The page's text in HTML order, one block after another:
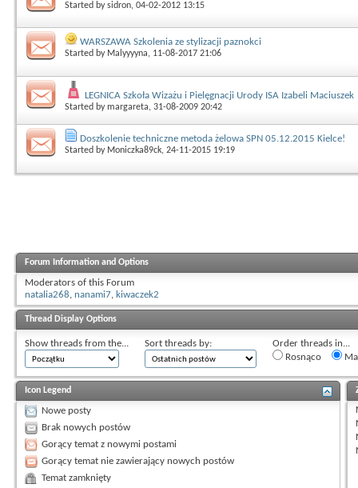
Started bysidron, 04-02-2012 13:15
WARSZAWA Szkolenia ze stylizacji paznokci
Started by Malyyyyna, 11-08-2017 21:06
LEGNICA Szkoła Wizażu i Pielęgnacji Urody ISA Izabeli Maciuszek
Started bymargareta, 31-08-2009 20:42
Doszkolenie techniczne metoda żelowa SPN 05.12.2015 Kielce!
Started by Moniczka89ck, 24-11-2015 19:19
Forum Information and Options
Moderators of this Forum
natalia268, nanami7, kiwaczek2
Thread Display Options
Show threads from the... Sort threads by:
Order threads in...
Rosnąco
Icon Legend
Nowe posty
Brak nowych postów
Gorący temat z nowymi postami
Gorący temat nie zawierający nowych postów
Temat zamknięty